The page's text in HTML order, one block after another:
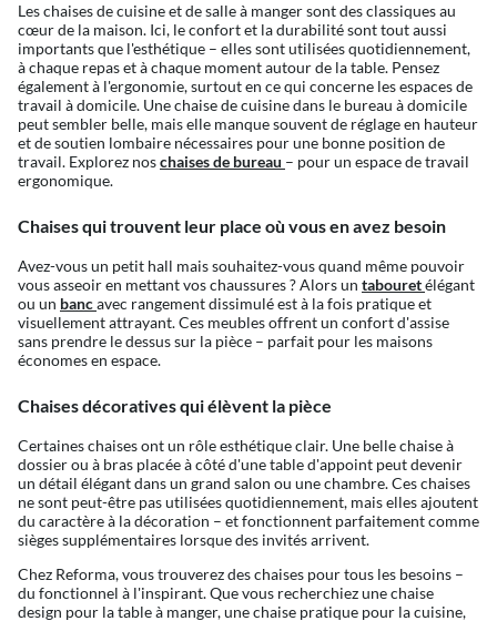
Les chaises de cuisine et de salle à manger sont des classiques au
cœur de la maison. Ici, le confort et la durabilité sont tout aussi
importants que l'esthétique – elles sont utilisées quotidiennement,
à chaque repas et à chaque moment autour de la table. Pensez
également à l'ergonomie, surtout en ce qui concerne les espaces de
travail à domicile. Une chaise de cuisine dans le bureau à domicile
peut sembler belle, mais elle manque souvent de réglage en hauteur
et de soutien lombaire nécessaires pour une bonne position de
travail. Explorez noschaises de bureau – pour un espace de travail
ergonomique.
Chaises qui trouvent leur place où vous en avez besoin
Avez-vous un petit hall mais souhaitez-vous quand même pouvoir
vous asseoir en mettant vos chaussures ? Alors un tabouretélégant
ou un bancavec rangement dissimulé est à la fois pratique et
visuellement attrayant. Ces meubles offrent un confort d'assise
sans prendre le dessus sur la pièce – parfait pour les maisons
économes en espace.
Chaises décoratives qui élèvent la pièce
Certaines chaises ont un rôle esthétique clair. Une belle chaise à
dossier ou à bras placée à côté d'une table d'appoint peut devenir
un détail élégant dans un grand salon ou une chambre. Ces chaises
ne sont peut-être pas utilisées quotidiennement, mais elles ajoutent
du caractère à la décoration – et fonctionnent parfaitement comme
sièges supplémentaires lorsque des invités arrivent.
Chez Reforma, vous trouverez des chaises pour tous les besoins –
du fonctionnel à l'inspirant. Que vous recherchiez une chaise
design pour la table à manger, une chaise pratique pour la cuisine,